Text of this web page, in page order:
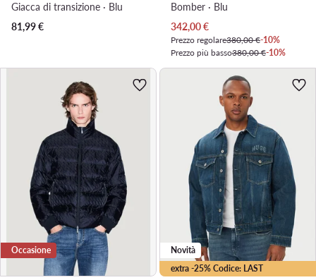
Giacca di transizione · Blu
81,99€
Bomber · Blu
Prezzo attuale
342,00€
Prezzo regolare380,00 €-10%
Prezzo più basso380,00 €-10%
Occasione
extra -25% Codice: LAST
Novità